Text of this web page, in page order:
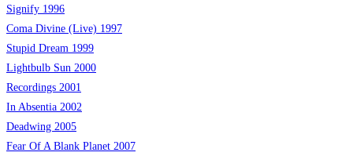
Signify 1996
Coma Divine (Live) 1997
Stupid Dream 1999
Lightbulb Sun 2000
Recordings 2001
In Absentia 2002
Deadwing 2005
Fear Of A Blank Planet 2007